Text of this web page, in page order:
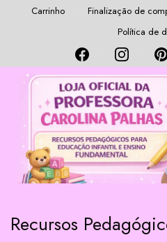
Carrinho Finalização de
Política de
Recursos